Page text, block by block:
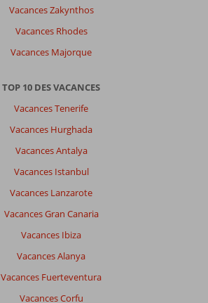
Vacances Zakynthos
Vacances Rhodes
Vacances Majorque
TOP 10 DES VACANCES
Vacances Tenerife
Vacances Hurghada
Vacances Antalya
Vacances Istanbul
Vacances Lanzarote
Vacances Gran Canaria
Vacances Ibiza
Vacances Alanya
Vacances Fuerteventura
Vacances Corfu